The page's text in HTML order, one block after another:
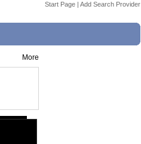
Start Page | Add Search Provider
More